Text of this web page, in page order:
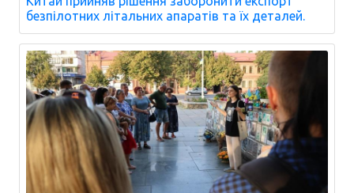
безпілотних літальних апаратів та їх деталей.